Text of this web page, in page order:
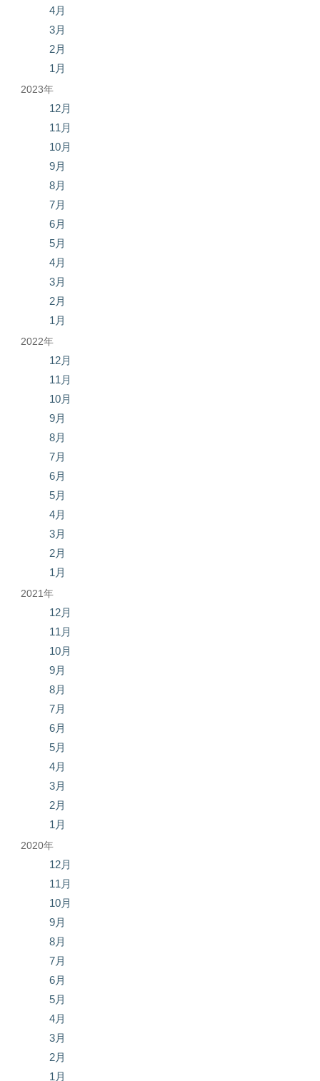
4月
3月
2月
1月
2023年
12月
11月
10月
9月
8月
7月
6月
5月
4月
3月
2月
1月
2022年
12月
11月
10月
9月
8月
7月
6月
5月
4月
3月
2月
1月
2021年
12月
11月
10月
9月
8月
7月
6月
5月
4月
3月
2月
1月
2020年
12月
11月
10月
9月
8月
7月
6月
5月
4月
3月
2月
1月